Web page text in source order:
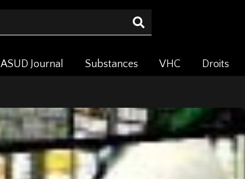
ASUD Journal Substances VHC Droits